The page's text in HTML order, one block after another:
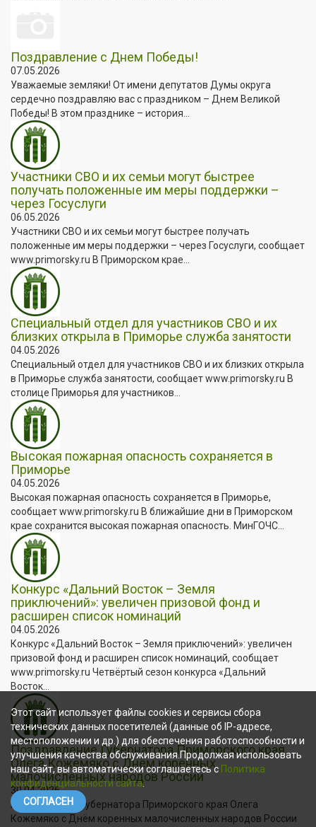
Поздравление с Днем Победы!
07.05.2026
Уважаемые земляки! От имени депутатов Думы округа
сердечно поздравляю вас с праздником – Днем Великой
Победы! В этом празднике – история...
Участники СВО и их семьи могут быстрее
получать положенные им меры поддержки –
через Госуслуги
06.05.2026
Участники СВО и их семьи могут быстрее получать
положенные им меры поддержки – через Госуслуги, сообщает
www.primorsky.ru В Приморском крае...
Специальный отдел для участников СВО и их
близких открыла в Приморье служба занятости
04.05.2026
Специальный отдел для участников СВО и их близких открыла
в Приморье служба занятости, сообщает www.primorsky.ru В
столице Приморья для участников...
Высокая пожарная опасность сохраняется в
Приморье
04.05.2026
Высокая пожарная опасность сохраняется в Приморье,
сообщает www.primorsky.ru В ближайшие дни в Приморском
крае сохранится высокая пожарная опасность. МинГОЧС...
Конкурс «Дальний Восток – Земля
приключений»: увеличен призовой фонд и
расширен список номинаций
04.05.2026
Конкурс «Дальний Восток – Земля приключений»: увеличен
призовой фонд и расширен список номинаций, сообщает
www.primorsky.ru Четвёртый сезон конкурса «Дальний
Восток...
Поздравление Губернатора Приморского края
Олега Кожемяко с Днём коренных
малочисленных народов России
30.04.2026
Поздравление Губернатора Приморского края Олега
Кожемяко с Днём коренных малочисленных народов России
Этот сайт использует файлы cookies и сервисы сбора
технических данных посетителей (данные об IP-адресе,
местоположении и др.) для обеспечения работоспособности и
улучшения качества обслуживания.Продолжая использовать
наш сайт, вы автоматически соглашаетесь с Политика
конфиденциальности сайта.
СОГЛАСЕН